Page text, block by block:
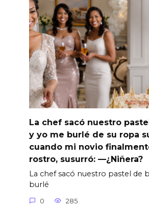
La chef sacó nuestro
y yo me burlé de su ropa
cuando mi novio
rostro, susurró: —¿Niñera?
La chef sacó nuestro pastel de
burlé
0 285